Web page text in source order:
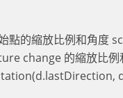
的縮放比例和角度
change 的縮放比